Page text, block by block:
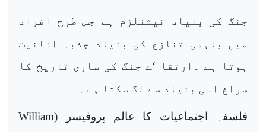
جنگ کی بنیاد نیشنلزم ہے جس طرح افراد
میں باہمی تنازع کی بنیاد جذبہ انانیت
ہوتا ہے ۔ارتقا ‘ے جنگ کی ساری تاریخ کا
سراغ اسی بنیاد سے لگ سکتا ہے۔
فلسفہ اجتماعیات کا عالم پروفیسر (William